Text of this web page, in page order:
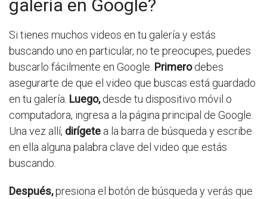
galería en Google?
Si tienes muchos videos en tu galería y estás
buscando uno en particular, no te preocupes, puedes
buscarlo fácilmente en Google. Primerodebes
asegurarte de que el video que buscas está guardado
en tu galería. Luego,desde tu dispositivo móvil o
computadora, ingresa a la página principal de Google.
Una vez allí, dirígete a la barra de búsqueda y escribe
en ella alguna palabra clave del video que estás
buscando.
Después,presiona el botón de búsqueda y verás que